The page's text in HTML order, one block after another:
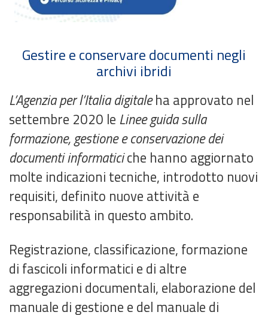
Gestire e conservare documenti negli
archivi ibridi
L’Agenzia per l’Italia digitaleha approvato nel
settembre 2020 le Linee guidasulla
formazione, gestione e conservazione dei
documenti informaticiche hanno aggiornato
molte indicazioni tecniche, introdotto nuovi
requisiti, definito nuove attività e
responsabilità in questo ambito.
Registrazione, classificazione, formazione
di fascicoli informatici e di altre
aggregazioni documentali, elaborazione del
manuale di gestione e del manuale di